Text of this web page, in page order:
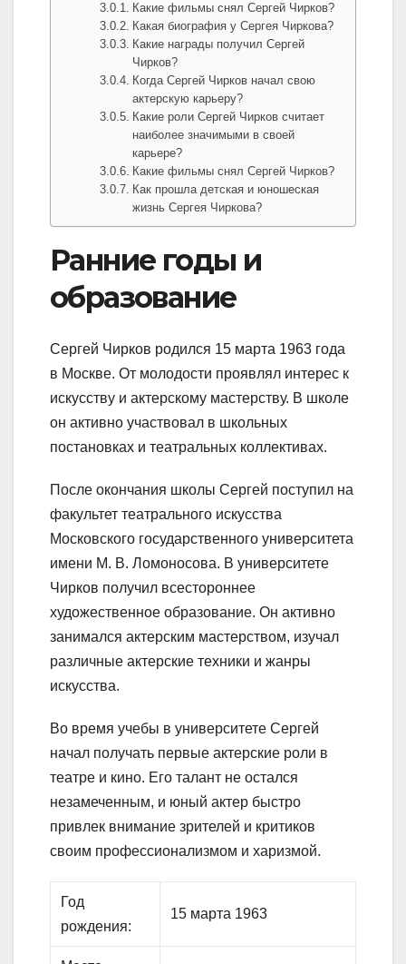
Какие фильмы снял Сергей Чирков?
Какая биография у Сергея Чиркова?
Какие награды получил Сергей
Чирков?
Когда Сергей Чирков начал свою
актерскую карьеру?
Какие роли Сергей Чирков считает
наиболее значимыми в своей
карьере?
Какие фильмы снял Сергей Чирков?
Как прошла детская и юношеская
жизнь Сергея Чиркова?
Ранние годы и
образование
Сергей Чирков родился 15 марта 1963 года
в Москве. От молодости проявлял интерес к
искусству и актерскому мастерству. В школе
он активно участвовал в школьных
постановках и театральных коллективах.
После окончания школы Сергей поступил на
факультет театрального искусства
Московского государственного университета
имени М. В. Ломоносова. В университете
Чирков получил всестороннее
художественное образование. Он активно
занимался актерским мастерством, изучал
различные актерские техники и жанры
искусства.
Во время учебы в университете Сергей
начал получать первые актерские роли в
театре и кино. Его талант не остался
незамеченным, и юный актер быстро
привлек внимание зрителей и критиков
своим профессионализмом и харизмой.
Год
рождения:
15 марта 1963